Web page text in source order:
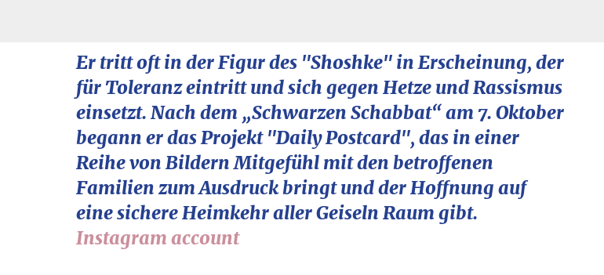
Er tritt oft in der Figur des "Shoshke" in Erscheinung, der
für Toleranz eintritt und sich gegen Hetze und Rassismus
einsetzt. Nach dem „Schwarzen Schabbat“ am 7. Oktober
begann er das Projekt "Daily Postcard", das in einer
Reihe von Bildern Mitgefühl mit den betroffenen
Familien zum Ausdruck bringt und der Hoffnung auf
eine sichere Heimkehr aller Geiseln Raum gibt.
Instagram account